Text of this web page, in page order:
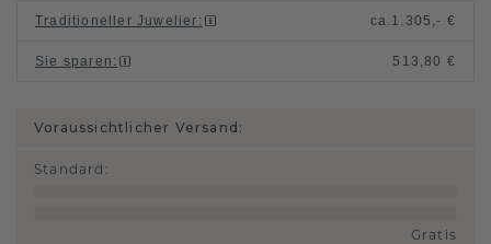
Traditioneller Juwelier : ca. 1.305,- €
Sie sparen : 513,80 €
Voraussichtlicher Versand:
Standard :
Gratis